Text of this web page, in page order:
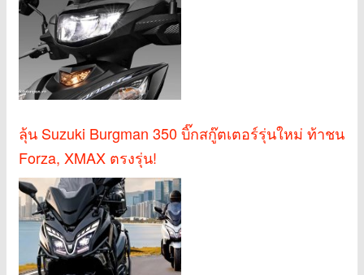
ลุ้น Suzuki Burgman 350 บิ๊กสกู๊ตเตอร์รุ่นใหม่ ท้าชน
Forza, XMAX ตรงรุ่น!